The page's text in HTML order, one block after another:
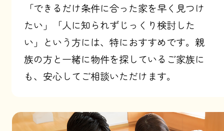
「できるだけ条件に合った家を早く見つけ
たい」「人に知られずじっくり検討した
い」という方には、特におすすめです。親
族の方と一緒に物件を探しているご家族に
も、安心してご相談いただけます。